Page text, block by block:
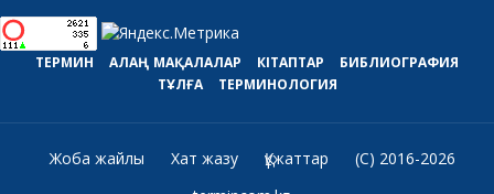
ТЕРМИН АЛАҢ МАҚАЛАЛАР КІТАПТАР
БИБЛИОГРАФИЯ
ТҰЛҒА
ТЕРМИНОЛОГИЯ
Жоба жайлы Хат жазу Құжаттар
(C) 2016-2026